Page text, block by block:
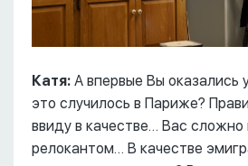
Катя: А впервые Вы оказались
это случилось в Париже?
ввиду в качестве… Вас сложно
релокантом… В качестве